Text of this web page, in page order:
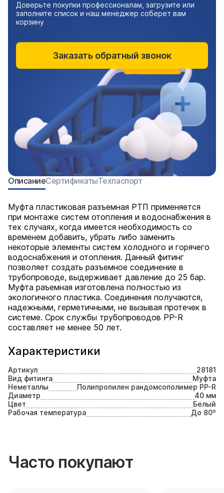
Характеристики
Артикул
28181
Вид фитинга
Муфта
Неметаллы
Полипропилен рандомсополимер PP-R
Диаметр
40 мм
Цвет
Белый
Рабочая температура
До 80⁰
ОписаниеСертификатыТехпаспорт
Муфта пластиковая разъемная РТП применяется
при монтаже систем отопления и водоснабжения в
тех случаях, когда имеется необходимость со
временем добавить, убрать либо заменить
некоторые элементы систем холодного и горячего
водоснабжения и отопления. Данный фитинг
позволяет создать разъемное соединение в
трубопроводе, выдерживает давление до 25 бар.
Муфта раъемная изготовлена полностью из
экологичного пластика. Соединения получаются,
надежными, герметичными, не вызывая протечек в
системе. Срок службы трубопроводов PP-R
составляет не менее 50 лет.
Доверьте покупки профессионалам, загрузите или
заполните список и наш менеджер соберет вам
корзину
Заказать обратный звонок
Часто покупают